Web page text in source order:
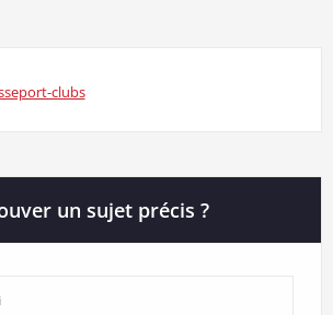
clubs
un sujet précis ?